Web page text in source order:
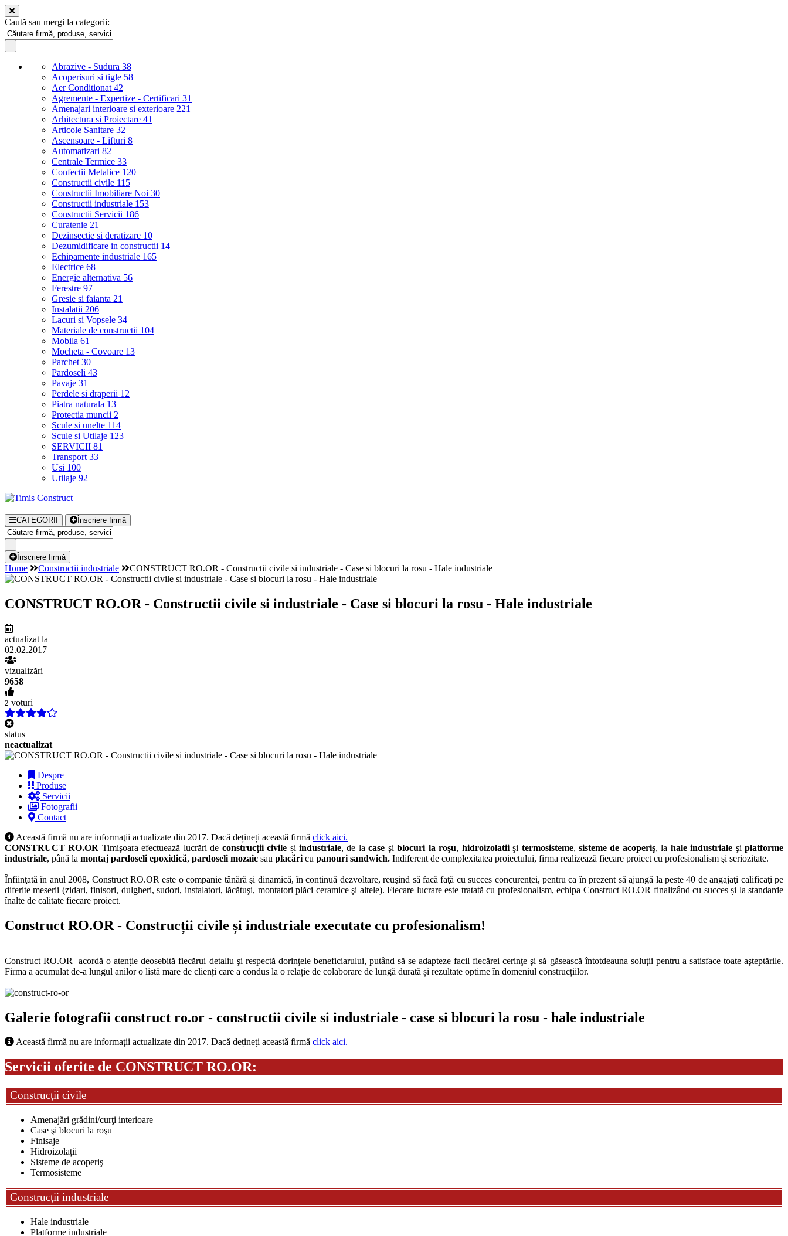
Caută sau mergi la categorii:
Abrazive - Sudura 38
Acoperisuri si tigle 58
Aer Conditionat 42
Agremente - Expertize - Certificari 31
Amenajari interioare si exterioare 221
Arhitectura si Proiectare 41
Articole Sanitare 32
Ascensoare - Lifturi 8
Automatizari 82
Centrale Termice 33
Confectii Metalice 120
Constructii civile 115
Constructii Imobiliare Noi 30
Constructii industriale 153
Constructii Servicii 186
Curatenie 21
Dezinsectie si deratizare 10
Dezumidificare in constructii 14
Echipamente industriale 165
Electrice 68
Energie alternativa 56
Ferestre 97
Gresie si faianta 21
Instalatii 206
Lacuri si Vopsele 34
Materiale de constructii 104
Mobila 61
Mocheta - Covoare 13
Parchet 30
Pardoseli 43
Pavaje 31
Perdele si draperii 12
Piatra naturala 13
Protectia muncii 2
Scule si unelte 114
Scule si Utilaje 123
SERVICII 81
Transport 33
Usi 100
Utilaje 92
CATEGORII Înscriere firmă
Înscriere firmă
Home Constructii industriale CONSTRUCT RO.OR - Constructii civile si industriale - Case si blocuri la rosu - Hale industriale
CONSTRUCT RO.OR - Constructii civile si industriale - Case si blocuri la rosu - Hale industriale
actualizat la
02.02.2017
vizualizări
9658
2 voturi
status
neactualizat
Despre
Produse
Servicii
Fotografii
Contact
Această firmă nu are informaţii actualizate din 2017. Dacă dețineți această firmă click aici.
CONSTRUCT RO.OR Timişoara efectuează lucrări de construcţii civile șiindustriale, de lacase şiblocuri la roşu, hidroizolatiişi termosisteme, sisteme de acoperiş, la hale industriale şi platforme
industriale, până la montaj pardoseli epoxidică, pardoseli mozaic sau placări cu panouri sandwich. Indiferent de complexitatea proiectului, firma realizează fiecare proiect cu profesionalism şi seriozitate.
Înfiinţată în anul 2008, Construct RO.OR este o companie tânără şi dinamică, în continuă dezvoltare, reuşind să facă faţă cu succes concurenţei, pentru ca în prezent să ajungă la peste 40 de angajaţi calificaţi pe
diferite meserii (zidari, finisori, dulgheri, sudori, instalatori, lăcătuşi, montatori plăci ceramice şi altele). Fiecare lucrare este tratată cu profesionalism, echipa Construct RO.OR finalizând cu succes și la standarde
înalte de calitate fiecare proiect.
Construct RO.OR - Construcții civile și industriale executate cu profesionalism!
Construct RO.OR acordă o atenție deosebită fiecărui detaliu şi respectă dorinţele beneficiarului, putând să se adapteze facil fiecărei cerinţe şi să găsească întotdeauna soluţii pentru a satisface toate aşteptările.
Firma a acumulat de-a lungul anilor o listă mare de clienți care a condus la o relație de colaborare de lungă durată și rezultate optime în domeniul construcțiilor.
Galerie fotografii construct ro.or - constructii civile si industriale - case si blocuri la rosu - hale industriale
Această firmă nu are informaţii actualizate din 2017. Dacă dețineți această firmă click aici.
Servicii oferite de CONSTRUCT RO.OR:
Construcţii civile
Amenajări grădini/curţi interioare
Case şi blocuri la roşu
Finisaje
Hidroizolații
Sisteme de acoperiş
Termosisteme
Construcţii industriale
Hale industriale
Platforme industriale